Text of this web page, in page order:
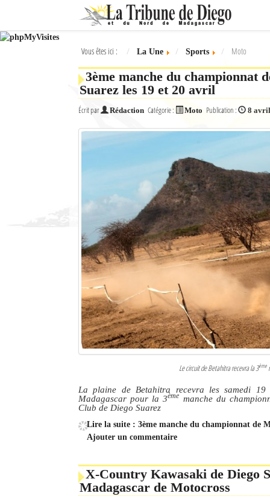
Ok
L'actualité à Diego Suarez
Vous êtes ici : La Une Sports Moto
3ème manche du championnat
Suarez les 19 et 20 avril
Écrit par Rédaction Catégorie : Moto Publication : 8
Le circuit de Betahitra recevra la 3ème
La plaine de Betahitra recevra les samedi
Madagascar pour la 3ème manche du
Club de Diego Suarez
Lire la suite : 3ème manche du championnat de
Ajouter un commentaire
X-Country Kawasaki de Diego
Madagascar de Motocross